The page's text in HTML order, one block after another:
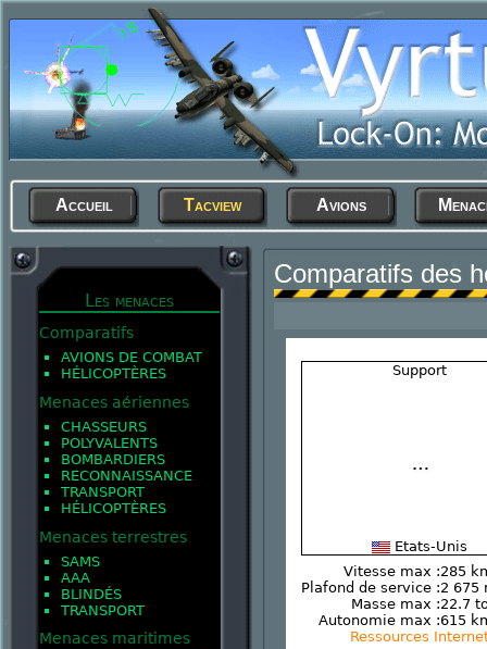
Accueil Tacview Avions
Les menaces
Comparatifs
AVIONS DE COMBAT
HÉLICOPTÈRES
Menaces aériennes
CHASSEURS
POLYVALENTS
BOMBARDIERS
RECONNAISSANCE
TRANSPORT
HÉLICOPTÈRES
Menaces terrestres
SAMS
AAA
BLINDÉS
TRANSPORT
Menaces maritimes
Comparatifs des
Support
Etats-Unis
Vitesse max :285
Plafond de service :2 675
Masse max :22.7
Autonomie max :615
Ressources